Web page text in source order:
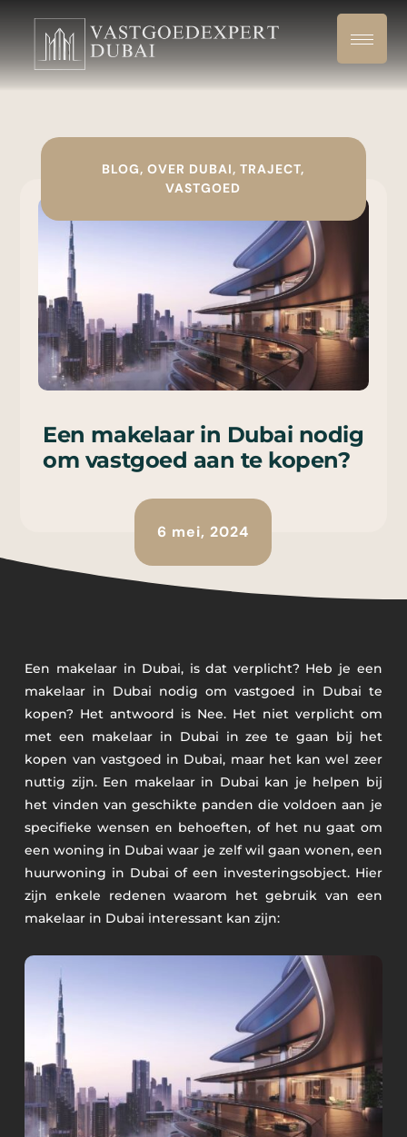
BLOG,OVER DUBAI,TRAJECT,
VASTGOED
Een makelaar in Dubai nodig
om vastgoed aan te kopen?
6 mei, 2024
Een makelaar in Dubai, is dat verplicht? Heb je een
makelaar in Dubai nodig om vastgoed in Dubai te
kopen? Het antwoord is Nee. Het niet verplicht om
met een makelaar in Dubai in zee te gaan bij het
kopen van vastgoed in Dubai, maar het kan wel zeer
nuttig zijn. Een makelaar in Dubai kan je helpen bij
het vinden van geschikte panden die voldoen aan je
specifieke wensen en behoeften, of het nu gaat om
een woning in Dubai waar je zelf wil gaan wonen, een
huurwoning in Dubai of een investeringsobject. Hier
zijn enkele redenen waarom het gebruik van een
makelaar in Dubai interessant kan zijn: